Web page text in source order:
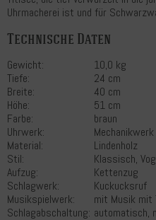
Uhrmacherei ist und für
Technische Daten
Gewicht:
10,0 kg
Tiefe:
24 cm
Breite:
40 cm
Höhe:
51 cm
Farbe:
braun
Uhrwerk:
Material:
Lindenholz
Stil:
Klassisch,
Aufzug:
Kettenzug
Schlagwerk:
Kuckucksruf
Musikspielwerk:
mit Musik mit
Schlagabschaltung: automatisch,